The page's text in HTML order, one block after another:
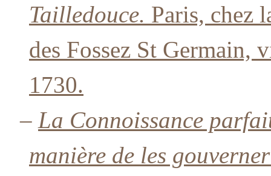
Tailledouce. Paris, chez
des Fossez St Germain,
1730.
– La Connoissance
manière de les